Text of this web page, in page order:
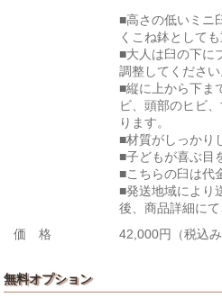
■高さの低いミニ
くこね鉢としても
■大人は臼の下に
調整してください
■縦に上から下ま
ビ、頭部のヒビ
ります。
■材質がしっかり
■子どもが喜ぶ目
■こちらの臼は代
■発送地域により
後、商品詳細にて
価 格
42,000円（税込み
無料オプション